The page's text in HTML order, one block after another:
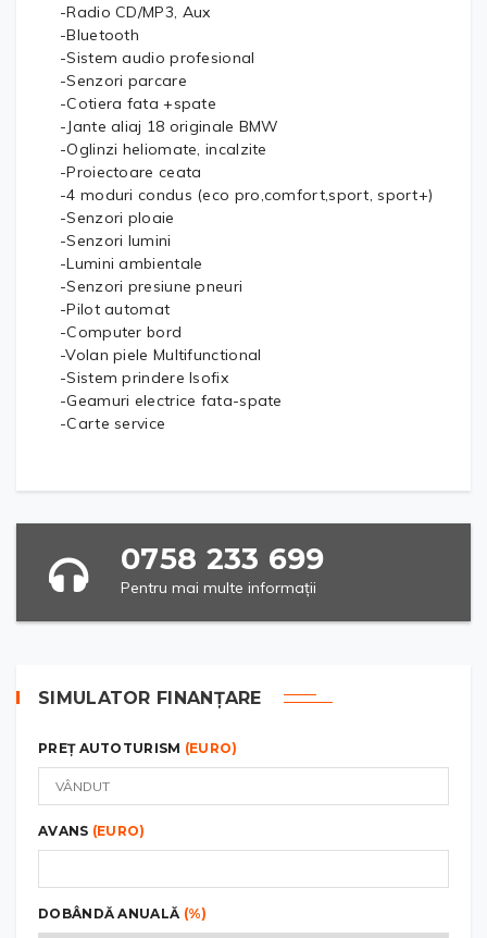
-Radio CD/MP3, Aux
-Bluetooth
-Sistem audio profesional
-Senzori parcare
-Cotiera fata +spate
-Jante aliaj 18 originale BMW
-Oglinzi heliomate, incalzite
-Proiectoare ceata
-4 moduri condus (eco pro,comfort,sport, sport+)
-Senzori ploaie
-Senzori lumini
-Lumini ambientale
-Senzori presiune pneuri
-Pilot automat
-Computer bord
-Volan piele Multifunctional
-Sistem prindere Isofix
-Geamuri electrice fata-spate
-Carte service
0758 233 699
Pentru mai multe informații
SIMULATOR FINANȚARE
PREȚ AUTOTURISM (EURO)
AVANS (EURO)
DOBÂNDĂ ANUALĂ (%)